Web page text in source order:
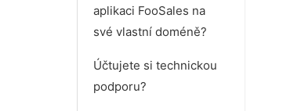
aplikaci FooSales na
své vlastní doméně?
Účtujete si technickou
podporu?